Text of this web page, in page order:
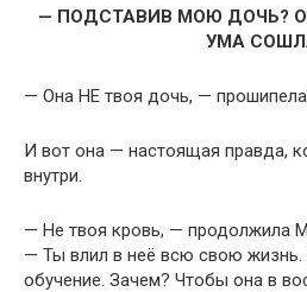
— ПОДСТАВИВ МОЮ ДОЧЬ?
УМА
— Она НЕ твоя дочь, —
И вот она — настоящая правда,
внутри.
— Не твоя кровь, — продолжила
— Ты влил в неё всю свою
обучение. Зачем? Чтобы она в